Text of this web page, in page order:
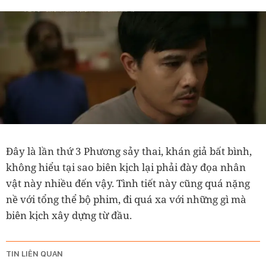
Đây là lần thứ 3 Phương sảy thai, khán giả bất bình,
không hiểu tại sao biên kịch lại phải đày đọa nhân
vật này nhiều đến vậy. Tình tiết này cũng quá nặng
nề với tổng thể bộ phim, đi quá xa với những gì mà
biên kịch xây dựng từ đầu.
TIN LIÊN QUAN